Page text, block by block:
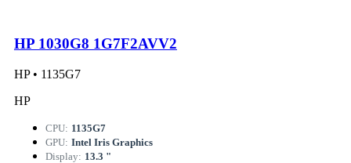
HP 1030G8 1G7F2AVV2
HP • 1135G7
HP
CPU: 1135G7
GPU: Intel Iris Graphics
Display: 13.3 "